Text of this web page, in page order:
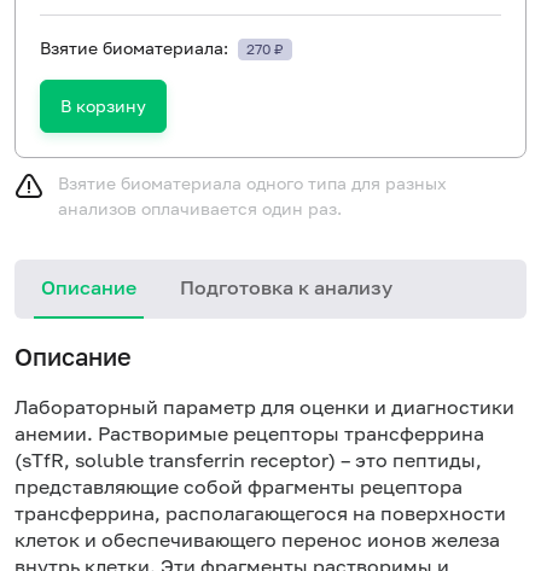
Взятие биоматериала: 270 ₽
В корзину
Взятие биоматериала одного типа для разных
анализов оплачивается один раз.
Описание Подготовка к анализу
Описание
Лабораторный параметр для оценки и диагностики
анемии. Растворимые рецепторы трансферрина
(sTfR, soluble transferrin receptor) – это пептиды,
представляющие собой фрагменты рецептора
трансферрина, располагающегося на поверхности
клеток и обеспечивающего перенос ионов железа
внутрь клетки. Эти фрагменты растворимы и